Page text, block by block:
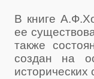
В книге
ее
также
создан на